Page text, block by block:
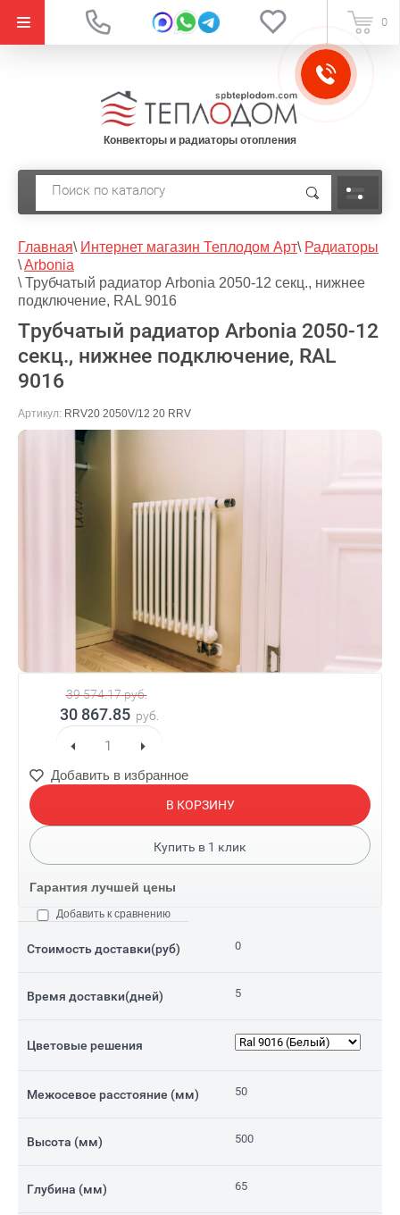
0
Конвекторы и радиаторы отопления
Главная\ Интернет магазин Теплодом Арт\ Радиаторы
\Arbonia
\ Трубчатый радиатор Arbonia 2050-12 секц., нижнее
подключение, RAL 9016
Трубчатый радиатор Arbonia 2050-12
секц., нижнее подключение, RAL
9016
Артикул: RRV20 2050V/12 20 RRV
В наличии
Добавить в избранное
39 574.17руб.
30 867.85 руб.
В КОРЗИНУ
Купить в 1 клик
Гарантия лучшей цены
Стоимость доставки(руб) 0
Время доставки(дней) 5
Цветовые решения
Межосевое расстояние (мм) 50
Высота (мм) 500
Глубина (мм) 65
Добавить к сравнению